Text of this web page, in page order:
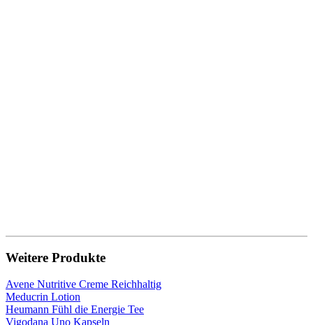
Weitere Produkte
Avene Nutritive Creme Reichhaltig
Meducrin Lotion
Heumann Fühl die Energie Tee
Vigodana Uno Kapseln